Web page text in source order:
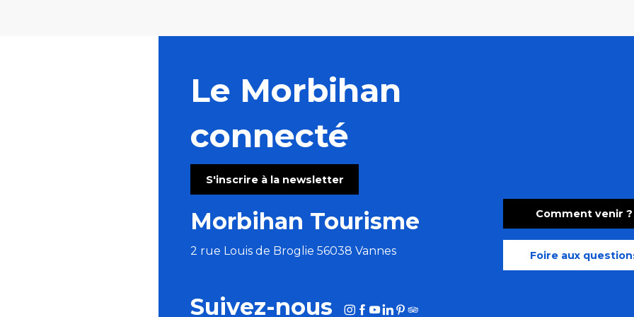
Le Morbihan
connecté
S'inscrire à la newsletter
Morbihan Tourisme
2 rue Louis de Broglie 56038 Vannes
Comment venir ?
Foire aux
Suivez-nous